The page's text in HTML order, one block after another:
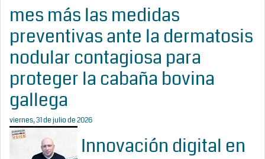
mes más las medidas
preventivas ante la dermatosis
nodular contagiosa para
proteger la cabaña bovina
gallega
viernes, 31 de julio de 2026
Innovación digital en